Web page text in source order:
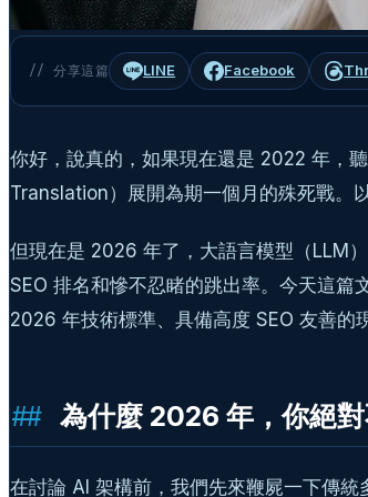
// 分享這篇 LINE Facebook
你好，說真的，如果現在還是 2022 年，
Translation）展開為期一個月的殊死戰。
但現在是 2026 年了，大語言模型（LLM
SEO 排名和慘不忍睹的跳出率。今天這篇
2026 年技術標準、具備高度 SEO 友善的
為什麼 2026 年，你絕
在討論 AI 架構前，我們先來鞭屍一下傳